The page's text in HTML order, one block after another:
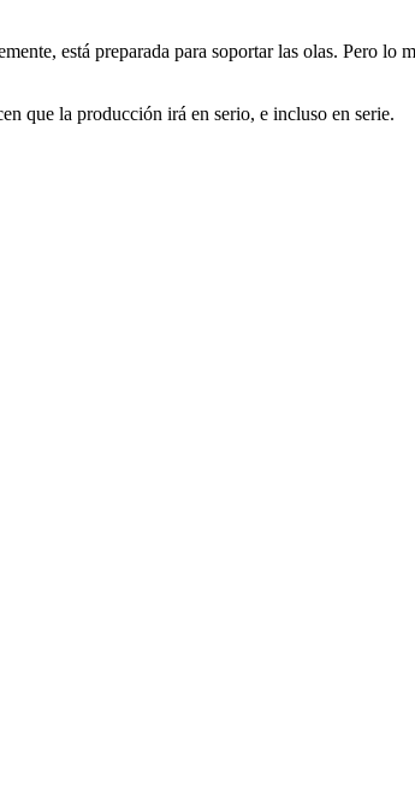
está preparada para soportar las olas. Pero
que la producción irá en serio, e incluso en serie.